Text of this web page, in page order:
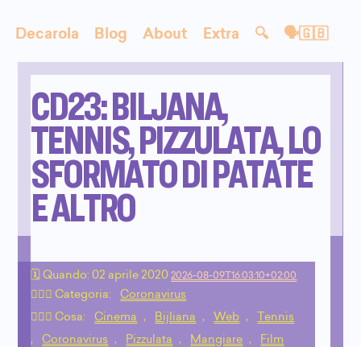
Decarola Blog About Extra 🔍 🗣🇬🇧
CD23: BILJANA,
TENNIS, PIZZULATA, LO
SFORMATO DI PATATE
E ALTRO
🗓 Quando:02 aprile 2020 2026-08-09T16:03:10+02:00
🙇🏻‍♂️ Categoria:
Coronavirus
💁🏼‍♂️ Cosa:
Cinema , Bijliana , Web ,
Tennis
,
Coronavirus , Pizzulata , Mangiare ,
Film